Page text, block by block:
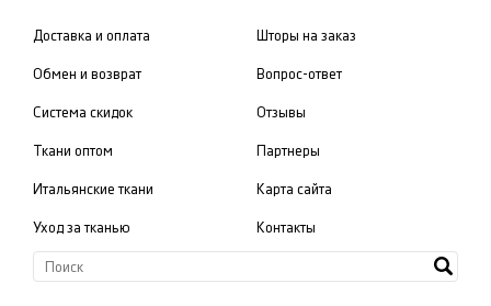
Доставка и оплата
Обмен и возврат
Система скидок
Ткани оптом
Итальянские ткани
Уход за тканью
Шторы на заказ
Вопрос-ответ
Отзывы
Партнеры
Карта сайта
Контакты